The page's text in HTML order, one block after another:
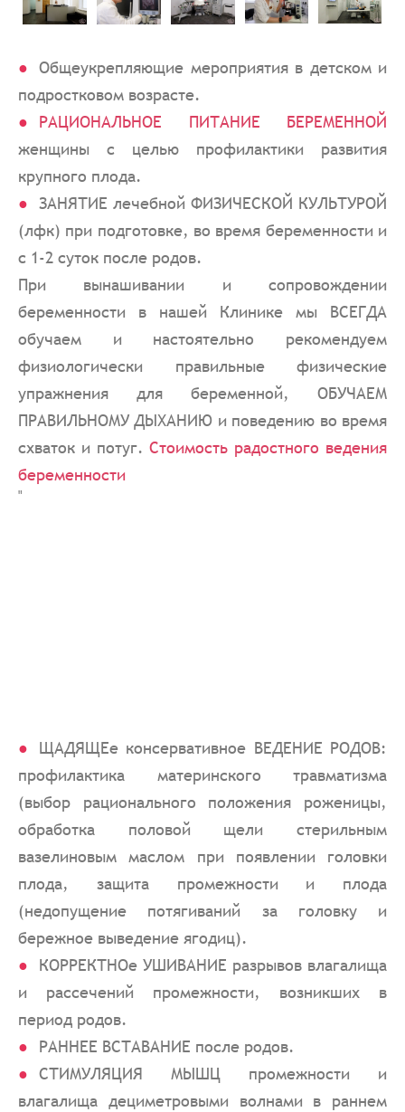
Общеукрепляющие мероприятия в детском и
подростковом возрасте.
РАЦИОНАЛЬНОЕ ПИТАНИЕ БЕРЕМЕННОЙ
женщины с целью профилактики развития
крупного плода.
ЗАНЯТИЕ лечебной ФИЗИЧЕСКОЙ КУЛЬТУРОЙ
(лфк) при подготовке, во время беременности и
с 1-2 суток после родов.
При вынашивании и сопровождении
беременности в нашей Клинике мы ВСЕГДА
обучаем и настоятельно рекомендуем
физиологически правильные физические
упражнения для беременной, ОБУЧАЕМ
ПРАВИЛЬНОМУ ДЫХАНИЮ и поведению во время
схваток и потуг.Стоимость радостного ведения
беременности
"
ЩАДЯЩЕе консервативное ВЕДЕНИЕ РОДОВ:
профилактика материнского травматизма
(выбор рационального положения роженицы,
обработка половой щели стерильным
вазелиновым маслом при появлении головки
плода, защита промежности и плода
(недопущение потягиваний за головку и
бережное выведение ягодиц).
КОРРЕКТНОе УШИВАНИЕ разрывов влагалища
и рассечений промежности, возникших в
период родов.
РАННЕЕ ВСТАВАНИЕ после родов.
СТИМУЛЯЦИЯ МЫШЦ промежности и
влагалища дециметровыми волнами в раннем